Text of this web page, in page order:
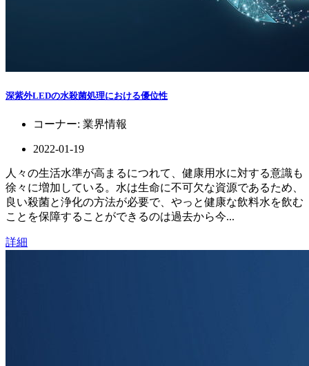
深紫外LEDの水殺菌処理における優位性
コーナー: 業界情報
2022-01-19
人々の生活水準が高まるにつれて、健康用水に対する意識も
徐々に増加している。水は生命に不可欠な資源であるため、
良い殺菌と浄化の方法が必要で、やっと健康な飲料水を飲む
ことを保障することができるのは過去から今...
詳細